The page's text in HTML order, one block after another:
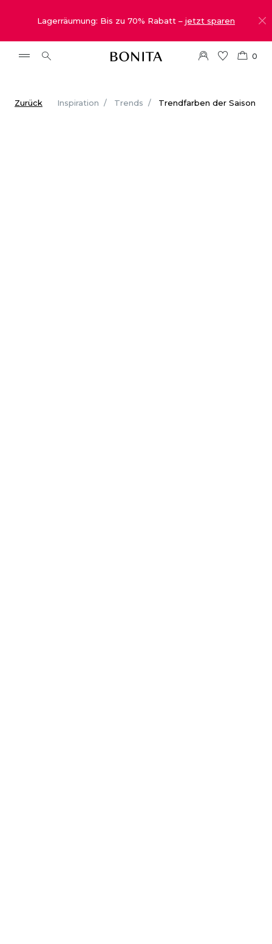
Lagerräumung: Bis zu 70% Rabatt – jetzt sparen
0
Zurück Inspiration Trends Trendfarben der Saison